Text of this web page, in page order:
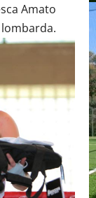
Amato
lombarda.